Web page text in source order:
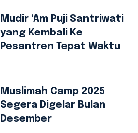
Mudir ‘Am Puji Santriwati
yang Kembali Ke
Pesantren Tepat Waktu
Muslimah Camp 2025
Segera Digelar Bulan
Desember